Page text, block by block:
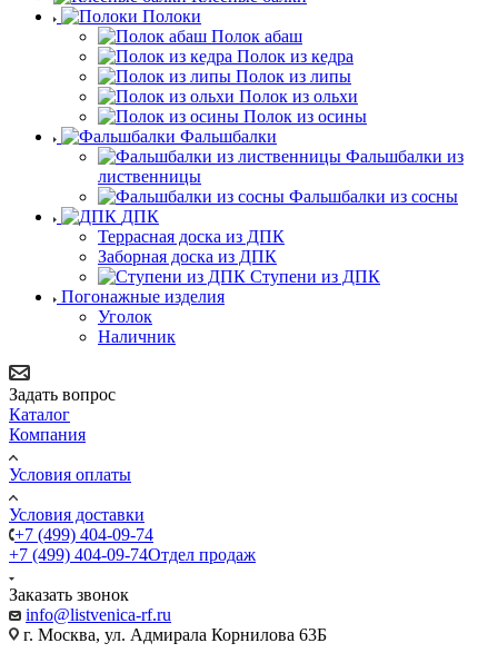
Полоки
Полок абаш
Полок из кедра
Полок из липы
Полок из ольхи
Полок из осины
Фальшбалки
Фальшбалки из
лиственницы
Фальшбалки из сосны
ДПК
Террасная доска из ДПК
Заборная доска из ДПК
Ступени из ДПК
Погонажные изделия
Уголок
Наличник
Задать вопрос
Каталог
Компания
Условия оплаты
Условия доставки
+7 (499) 404-09-74
+7 (499) 404-09-74Отдел продаж
Заказать звонок
info@listvenica-rf.ru
г. Москва, ул. Адмирала Корнилова 63Б